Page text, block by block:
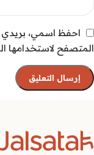
احفظ اسمي، بريدي
المتصفح لاستخدامها